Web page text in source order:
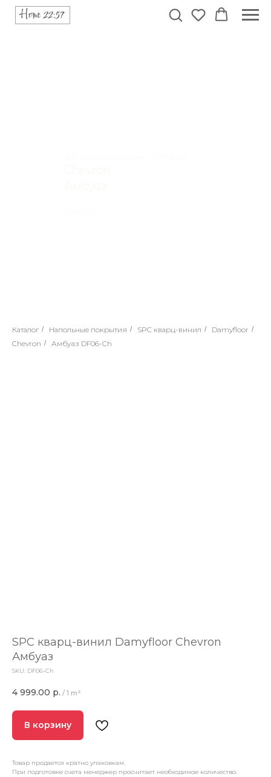
Каталог / Напольные покрытия / SPC кварц-винил / Damyfloor /
Chevron / Амбуаз DF06-Ch
SPC кварц-винил Damyfloor Chevron
Амбуаз
SKU: DF06-Ch
4 999.00 р. / 1 m²
В корзину
Товар продается кратно упаковкам.
При подготовке счета менеджер просчитает необходимое количество.